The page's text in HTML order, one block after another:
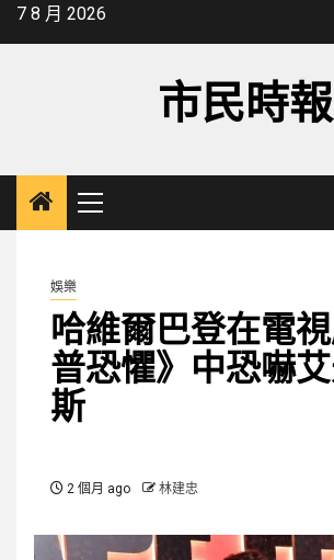
Skip7 8 月 2026
市民時報
Primary
Menu
娛樂
哈維爾巴登在電
普恐懼》中恐嚇
斯
2 個月 ago 林建忠